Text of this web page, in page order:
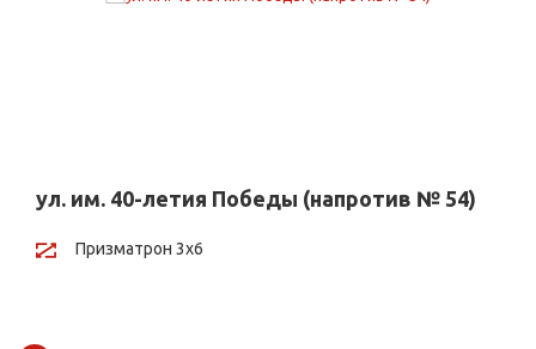
ул. им. 40-летия Победы (напротив № 54)
Призматрон 3х6